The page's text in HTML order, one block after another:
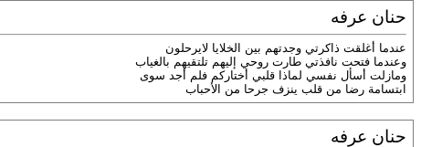
حنان عرفه
عندما أغلقت ذاكرتي وجدتهم بين الخلايا لايرحلون
وعندما فتحت نافذتي طارت روحي إليهم تلتقيهم بالغياب
ومازلت أسأل نفسي لماذا قلبي أختاركم فلم أجد سوى
ابتسامة رضا من قلب ينزف جرحا من الأحباب
حنان عرفه